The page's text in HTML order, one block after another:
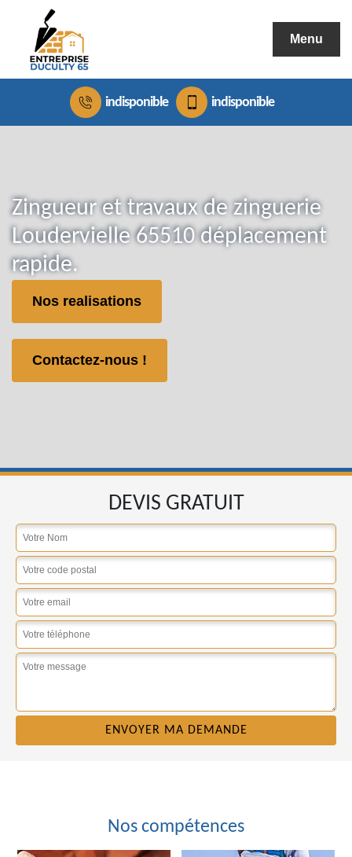
Menu
indisponible indisponible
Zingueur et travaux de zinguerie
Loudervielle 65510 déplacement
rapide.
Nos realisations
Contactez-nous !
DEVIS GRATUIT
Nos compétences